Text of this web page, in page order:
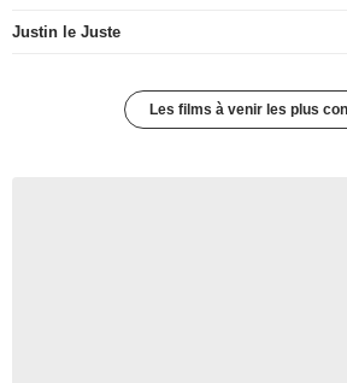
Justin le Juste
Les films à venir les plus